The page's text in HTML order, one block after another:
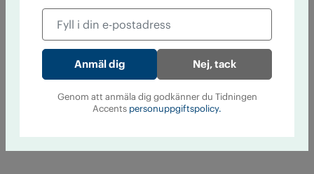
Nej, tack
Genom att anmäla dig godkänner du Tidningen
Accents personuppgiftspolicy.